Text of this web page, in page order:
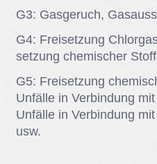
G3: Gas­ge­ruch,
G4: Frei­set­zung
set­zung che­mi­scher
G5: Frei­set­zung
Un­fäl­le in Ver­bin­dung
Un­fäl­le in Ver­bin­dung
usw.